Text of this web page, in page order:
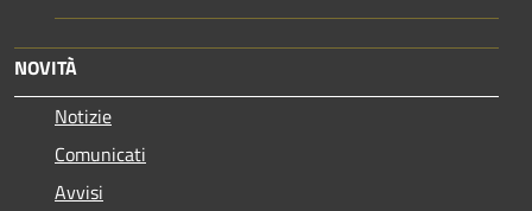
NOVITÀ
Notizie
Comunicati
Avvisi